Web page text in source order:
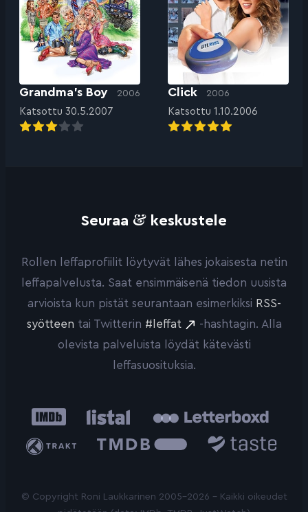
Grandma’s Boy 2006
Katsottu 30.5.2007
Click 2006
Katsottu 1.10.2006
Seuraa & keskustele
Rollen leffaprofiilit löytyvät lähes jokaisesta netin
leffapalvelusta. Saat ensimmäisenä tiedon uusista
arvioista kun pistät seurantaan esimerkiksi RSS-
syötteen tai Twitterin #leffat
-hashtagin. Alla
olevista palveluista löydät kätevästi
leffasuosituksia.
IMDb Listal
Trakt
Database
© Copyright Roni Laukkarinen 2005-2026 - Kaikki oikeudet